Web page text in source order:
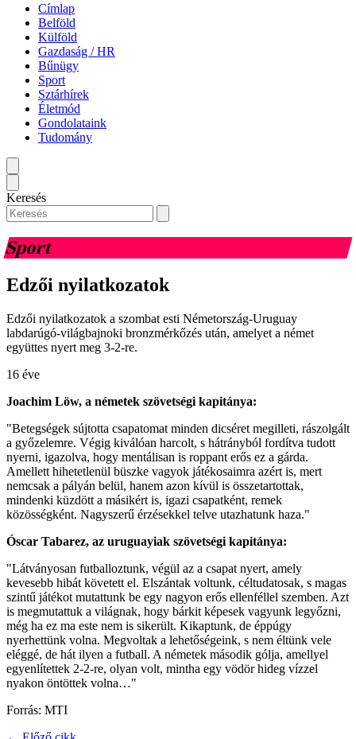
Címlap
Belföld
Külföld
Gazdaság / HR
Bűnügy
Sport
Sztárhírek
Életmód
Gondolataink
Tudomány
Keresés
Sport
Edzői nyilatkozatok
Edzői nyilatkozatok a szombat esti Németország-Uruguay
labdarúgó-világbajnoki bronzmérkőzés után, amelyet a német
együttes nyert meg 3-2-re.
16 éve
Joachim Löw, a németek szövetségi kapitánya:
"Betegségek sújtotta csapatomat minden dicséret megilleti, rászolgált
a győzelemre. Végig kiválóan harcolt, s hátrányból fordítva tudott
nyerni, igazolva, hogy mentálisan is roppant erős ez a gárda.
Amellett hihetetlenül büszke vagyok játékosaimra azért is, mert
nemcsak a pályán belül, hanem azon kívül is összetartottak,
mindenki küzdött a másikért is, igazi csapatként, remek
közösségként. Nagyszerű érzésekkel telve utazhatunk haza."
Óscar Tabarez, az uruguayiak szövetségi kapitánya:
"Látványosan futballoztunk, végül az a csapat nyert, amely
kevesebb hibát követett el. Elszántak voltunk, céltudatosak, s magas
szintű játékot mutattunk be egy nagyon erős ellenféllel szemben. Azt
is megmutattuk a világnak, hogy bárkit képesek vagyunk legyőzni,
még ha ez ma este nem is sikerült. Kikaptunk, de éppúgy
nyerhettünk volna. Megvoltak a lehetőségeink, s nem éltünk vele
eléggé, de hát ilyen a futball. A németek második gólja, amellyel
egyenlítettek 2-2-re, olyan volt, mintha egy vödör hideg vízzel
nyakon öntöttek volna…"
Forrás: MTI